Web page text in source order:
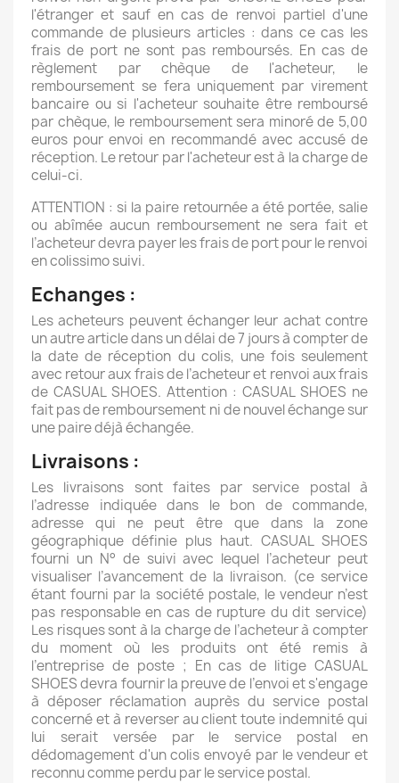
l'étranger et sauf en cas de renvoi partiel d'une
commande de plusieurs articles : dans ce cas les
frais de port ne sont pas remboursés. En cas de
règlement par chèque de l'acheteur, le
remboursement se fera uniquement par virement
bancaire ou si l'acheteur souhaite être remboursé
par chèque, le remboursement sera minoré de 5,00
euros pour envoi en recommandé avec accusé de
réception. Le retour par l'acheteur est à la charge de
celui-ci.
ATTENTION : si la paire retournée a été portée, salie
ou abîmée aucun remboursement ne sera fait et
l’acheteur devra payer les frais de port pour le renvoi
en colissimo suivi.
Echanges :
Les acheteurs peuvent échanger leur achat contre
un autre article dans un délai de 7 jours à compter de
la date de réception du colis, une fois seulement
avec retour aux frais de l’acheteur et renvoi aux frais
de CASUAL SHOES. Attention : CASUAL SHOES ne
fait pas de remboursement ni de nouvel échange sur
une paire déjà échangée.
Livraisons :
Les livraisons sont faites par service postal à
l’adresse indiquée dans le bon de commande,
adresse qui ne peut être que dans la zone
géographique définie plus haut. CASUAL SHOES
fourni un N° de suivi avec lequel l’acheteur peut
visualiser l’avancement de la livraison. (ce service
étant fourni par la société postale, le vendeur n’est
pas responsable en cas de rupture du dit service)
Les risques sont à la charge de l’acheteur à compter
du moment où les produits ont été remis à
l’entreprise de poste ; En cas de litige CASUAL
SHOES devra fournir la preuve de l’envoi et s'engage
à déposer réclamation auprès du service postal
concerné et à reverser au client toute indemnité qui
lui serait versée par le service postal en
dédomagement d'un colis envoyé par le vendeur et
reconnu comme perdu par le service postal.